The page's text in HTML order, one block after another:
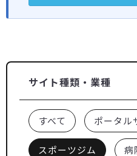
サイト種類・業種
すべて ポータル
スポーツジム 病